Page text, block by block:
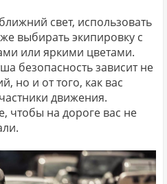
свет, использовать
выбирать экипировку с
или яркими цветами.
безопасность зависит не
но и от того, как вас
движения.
чтобы на дороге вас не